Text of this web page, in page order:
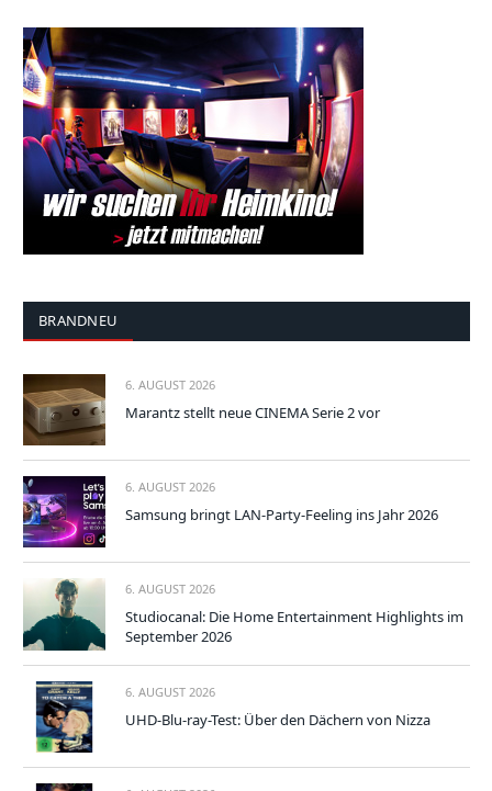
BRANDNEU
6. AUGUST 2026
Marantz stellt neue CINEMA Serie 2 vor
6. AUGUST 2026
Samsung bringt LAN-Party-Feeling ins Jahr 2026
6. AUGUST 2026
Studiocanal: Die Home Entertainment Highlights im
September 2026
6. AUGUST 2026
UHD-Blu-ray-Test: Über den Dächern von Nizza